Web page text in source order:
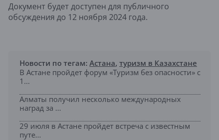
Документ будет доступен для публичного
обсуждения до 12 ноября 2024 года.
Новости по тегам: Астана, туризм в Казахстане
В Астане пройдет форум «Туризм без опасности» с
1...
Алматы получил несколько международных
наград за ...
29 июля в Астане пройдет встреча с известным
путе...